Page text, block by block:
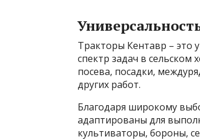
Тракторы Кентавр – это
спектр задач в сельском
посева, посадки,
других работ.
Благодаря широкому
адаптированы для
культиваторы, бороны,